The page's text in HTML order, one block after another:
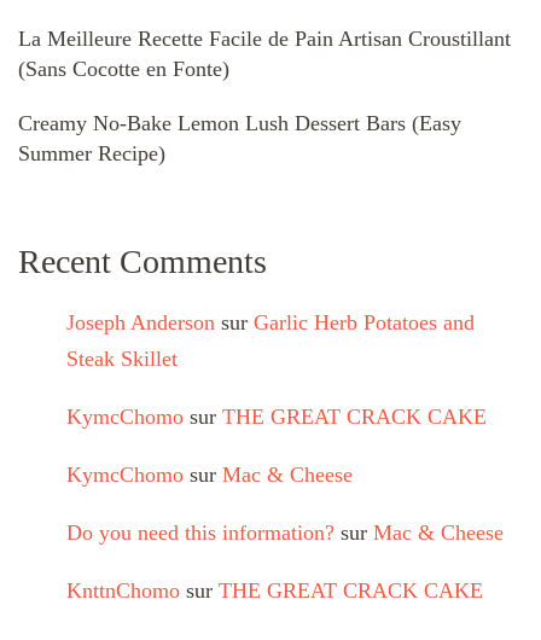
La Meilleure Recette Facile de Pain Artisan Croustillant
(Sans Cocotte en Fonte)
Creamy No-Bake Lemon Lush Dessert Bars (Easy
Summer Recipe)
Recent Comments
Joseph Anderson sur Garlic Herb Potatoes and
Steak Skillet
KymcChomo sur THE GREAT CRACK CAKE
KymcChomo sur Mac & Cheese
Do you need this information? sur Mac & Cheese
KnttnChomo sur THE GREAT CRACK CAKE